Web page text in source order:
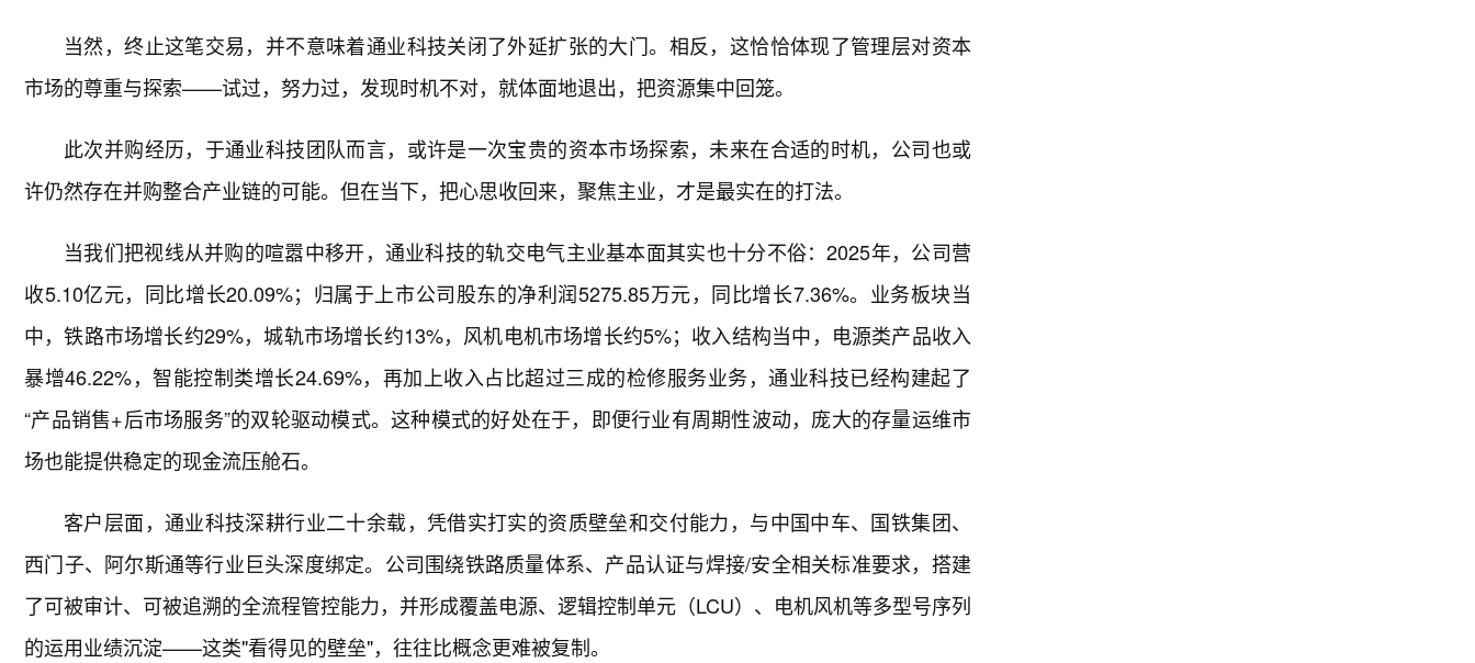
当然，终止这笔交易，并不意味着通业科技关闭了外延扩张的大门。相反，这恰恰体现了管理层对资本
市场的尊重与探索——试过，努力过，发现时机不对，就体面地退出，把资源集中回笼。
此次并购经历，于通业科技团队而言，或许是一次宝贵的资本市场探索，未来在合适的时机，公司也或
许仍然存在并购整合产业链的可能。但在当下，把心思收回来，聚焦主业，才是最实在的打法。
当我们把视线从并购的喧嚣中移开，通业科技的轨交电气主业基本面其实也十分不俗：2025年，公司营
收5.10亿元，同比增长20.09%；归属于上市公司股东的净利润5275.85万元，同比增长7.36%。业务板块当
中，铁路市场增长约29%，城轨市场增长约13%，风机电机市场增长约5%；收入结构当中，电源类产品收入
暴增46.22%，智能控制类增长24.69%，再加上收入占比超过三成的检修服务业务，通业科技已经构建起了
“产品销售+后市场服务”的双轮驱动模式。这种模式的好处在于，即便行业有周期性波动，庞大的存量运维市
场也能提供稳定的现金流压舱石。
客户层面，通业科技深耕行业二十余载，凭借实打实的资质壁垒和交付能力，与中国中车、国铁集团、
西门子、阿尔斯通等行业巨头深度绑定。公司围绕铁路质量体系、产品认证与焊接/安全相关标准要求，搭建
了可被审计、可被追溯的全流程管控能力，并形成覆盖电源、逻辑控制单元（LCU）、电机风机等多型号序列
的运用业绩沉淀——这类"看得见的壁垒"，往往比概念更难被复制。